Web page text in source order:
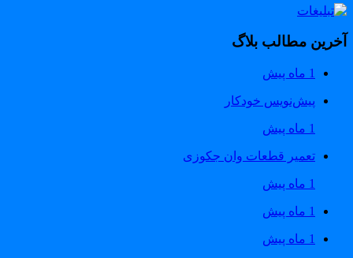
مطالب بلاگ
1 ماه پیش
پیش‌نویس خودکار
تعمیر قطعات وان جکوزی
1 ماه پیش
1 ماه پیش